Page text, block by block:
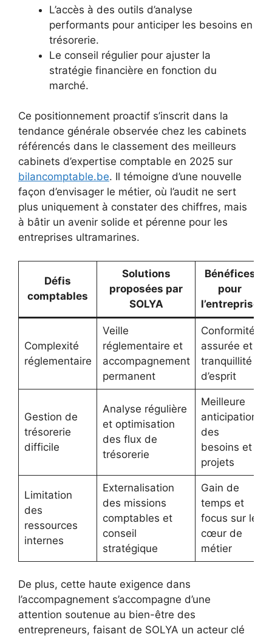
L’accès à des outils d’analyse
performants pour anticiper les besoins en
trésorerie.
Le conseil régulier pour ajuster la
stratégie financière en fonction du
marché.
Ce positionnement proactif s’inscrit dans la
tendance générale observée chez les cabinets
référencés dans le classement des meilleurs
cabinets d’expertise comptable en 2025 sur
bilancomptable.be. Il témoigne d’une nouvelle
façon d’envisager le métier, où l’audit ne sert
plus uniquement à constater des chiffres, mais
à bâtir un avenir solide et pérenne pour les
entreprises ultramarines.
Défis
comptables
Solutions
proposées par
SOLYA
Bénéfices
pour
l’entreprise
Complexité
réglementaire
Veille
réglementaire et
accompagnement
permanent
Conformité
assurée et
tranquillité
d’esprit
Gestion de
trésorerie
difficile
Analyse régulière
et optimisation
des flux de
trésorerie
Meilleure
anticipation
des
besoins et
projets
Limitation
des
ressources
internes
Externalisation
des missions
comptables et
conseil
stratégique
Gain de
temps et
focus sur le
cœur de
métier
De plus, cette haute exigence dans
l’accompagnement s’accompagne d’une
attention soutenue au bien-être des
entrepreneurs, faisant de SOLYA un acteur clé